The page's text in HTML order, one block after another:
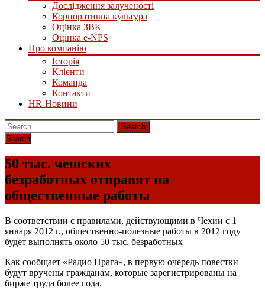
Дослідження залученості
Корпоративна культура
Оцінка ЗВК
Оцінка e-NPS
Про компанію
Історія
Клієнти
Команда
Контакти
HR-Новини
Search
50 тыс. чешских
безработных отправят на
общественные работы
В соответствии с правилами, действующими в Чехии с 1
января 2012 г., общественно-полезные работы в 2012 году
будет выполнять около 50 тыс. безработных
Как сообщает «Радио Прага», в первую очередь повестки
будут вручены гражданам, которые зарегистрированы на
бирже труда более года.